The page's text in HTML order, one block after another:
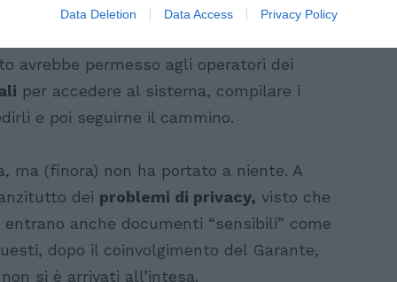
Data Deletion Data Access Privacy Policy
il ministero dell’Interno non
avrebbe permesso agli operatori dei
per accedere al sistema, compilare i
e poi seguirne il cammino.
ma (finora) non ha portato a niente. A
dei problemi di privacy, visto che
anche documenti “sensibili” come
dopo il coinvolgimento del Garante,
si è arrivati all’intesa.